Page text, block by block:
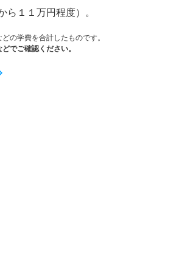
ら１１万円程度）。
の学費を合計したものです。
でご確認ください。